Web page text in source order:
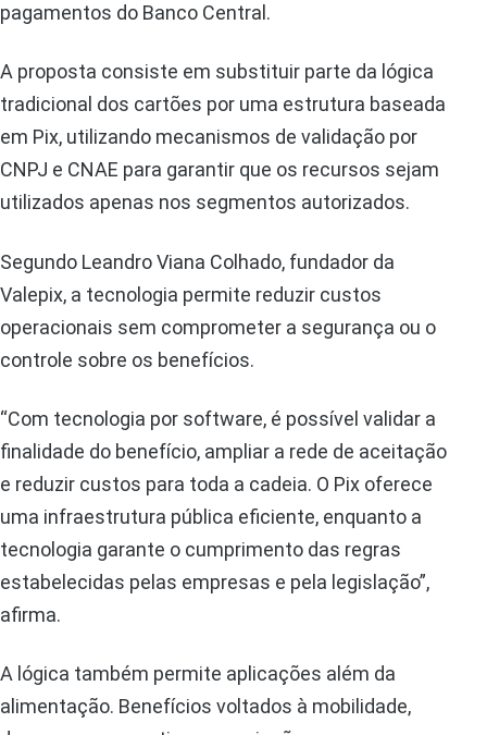
pagamentos do Banco Central.
A proposta consiste em substituir parte da lógica
tradicional dos cartões por uma estrutura baseada
em Pix, utilizando mecanismos de validação por
CNPJ e CNAE para garantir que os recursos sejam
utilizados apenas nos segmentos autorizados.
Segundo Leandro Viana Colhado, fundador da
Valepix, a tecnologia permite reduzir custos
operacionais sem comprometer a segurança ou o
controle sobre os benefícios.
“Com tecnologia por software, é possível validar a
finalidade do benefício, ampliar a rede de aceitação
e reduzir custos para toda a cadeia. O Pix oferece
uma infraestrutura pública eficiente, enquanto a
tecnologia garante o cumprimento das regras
estabelecidas pelas empresas e pela legislação”,
afirma.
A lógica também permite aplicações além da
alimentação. Benefícios voltados à mobilidade,